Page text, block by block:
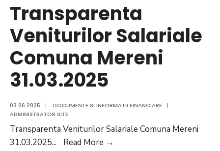
Transparenta
Veniturilor Salariale
Comuna Mereni
31.03.2025
03.06.2025 | DOCUMENTE SI INFORMATII FINANCIARE
|
ADMINISTRATOR SITE
Transparenta Veniturilor Salariale Comuna Mereni
31.03.2025... Read More →